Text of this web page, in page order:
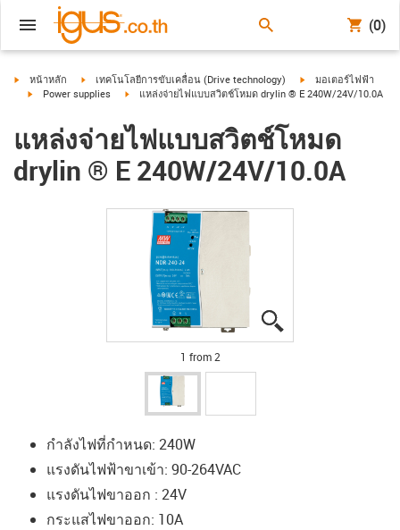
(0)
igus-icon-arrow-right
หน้าหลัก igus-icon-arrow-right
เทคโนโลยีการขับเคลื่อน (Drive technology) igus-icon-arrow-right
มอเตอร์ไฟฟ้า
igus-icon-arrow-right
Power supplies igus-icon-arrow-right
แหล่งจ่ายไฟแบบสวิตช์โหมด drylin ® E 240W/24V/10.0A
แหล่งจ่ายไฟแบบสวิตช์โหมด
drylin ® E 240W/24V/10.0A
1 from 2
กำลังไฟที่กำหนด: 240W
แรงดันไฟฟ้าขาเข้า: 90-264VAC
แรงดันไฟขาออก : 24V
กระแสไฟขาออก: 10A